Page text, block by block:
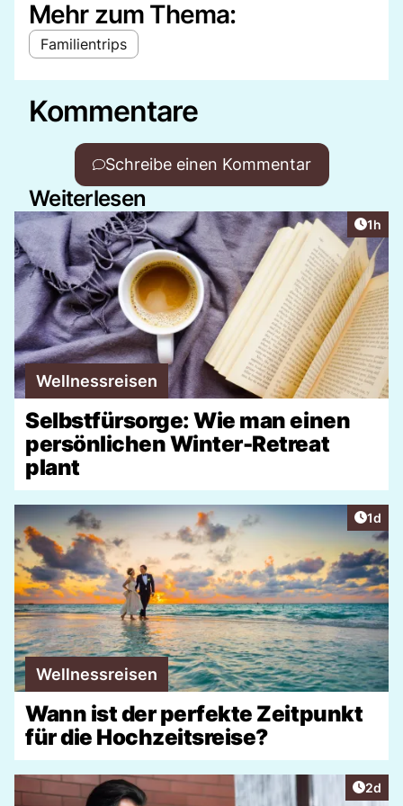
Mehr zum Thema:
Familientrips
Kommentare
Schreibe einen Kommentar
Weiterlesen
1h
Wellnessreisen
Selbstfürsorge: Wie man einen
persönlichen Winter-Retreat
plant
1d
Wellnessreisen
Wann ist der perfekte Zeitpunkt
für die Hochzeitsreise?
2d